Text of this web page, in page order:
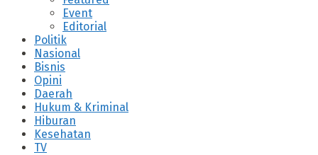
Event
Editorial
Politik
Nasional
Bisnis
Opini
Daerah
Hukum & Kriminal
Hiburan
Kesehatan
TV